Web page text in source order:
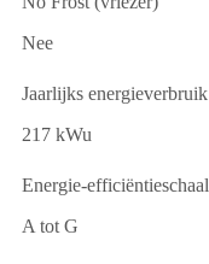
Nee
Jaarlijks energieverbruik
217 kWu
Energie-efficiëntieschaal
A tot G